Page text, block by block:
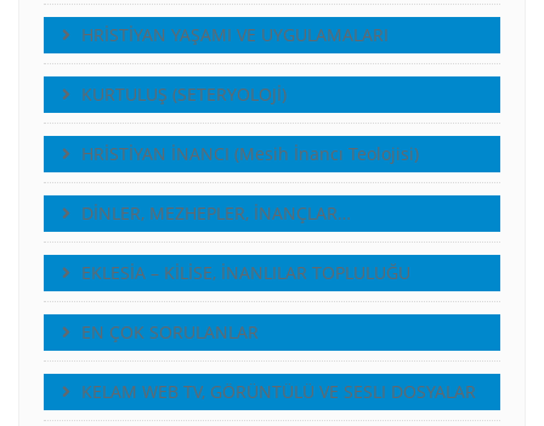
HRİSTİYAN YAŞAMI VE UYGULAMALARI
KURTULUŞ (SETERYOLOJİ)
HRİSTİYAN İNANCI (Mesih İnancı Teolojisi)
DİNLER, MEZHEPLER, İNANÇLAR…
EKLESİA – KİLİSE, İNANLILAR TOPLULUĞU
EN ÇOK SORULANLAR
KELAM WEB TV, GÖRÜNTÜLÜ VE SESLI DOSYALAR